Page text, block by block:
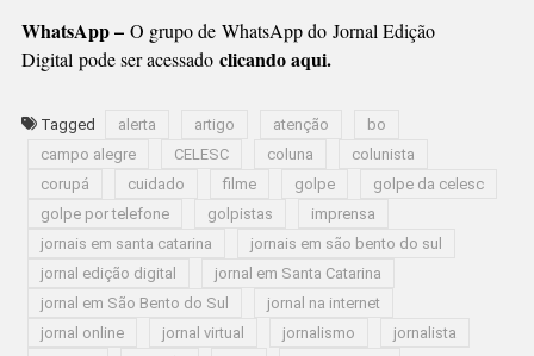
WhatsApp – O grupo de WhatsApp do Jornal Edição
Digital pode ser acessado clicando aqui.
Tagged alerta artigo atenção
bo
campo alegre
CELESC coluna
colunista
corupá
cuidado filme golpe
golpe da celesc
golpe por telefone
golpistas
imprensa
jornais em santa catarina
jornais em são bento do sul
jornal edição digital
jornal em Santa Catarina
jornal em São Bento do Sul
jornal na internet
jornal online
jornal virtual jornalismo
jornalista